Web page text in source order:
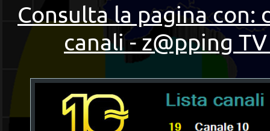
Consulta la pagina
canali - z@pping